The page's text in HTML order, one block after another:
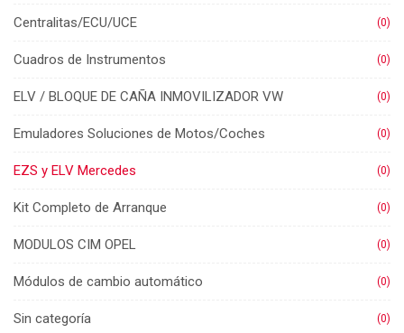
Centralitas/ECU/UCE (0)
Cuadros de Instrumentos (0)
ELV / BLOQUE DE CAÑA INMOVILIZADOR VW (0)
Emuladores Soluciones de Motos/Coches (0)
EZS y ELV Mercedes (0)
Kit Completo de Arranque (0)
MODULOS CIM OPEL (0)
Módulos de cambio automático (0)
Sin categoría (0)